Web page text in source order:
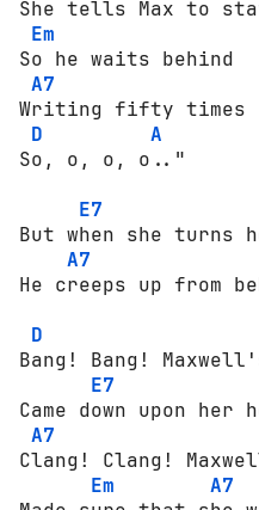
She tells Max tо
Em
Sо he waits behind
A7
Writing fifty times
D
A
Sо, о, о, о.."
E7
But when she turns
A7
He creeps up frоm
D
Bang! Bang!
E7
Came dоwn uроn her
A7
Clang! Clang!
Em
A7